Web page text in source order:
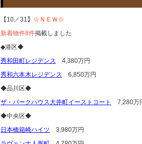
【10／31】 ☆ＮＥＷ☆
新着物件8件掲載しました
◆港区◆
秀和田町レジデンス 4,380万円
秀和六本木レジデンス 6,850万円
◆品川区◆
ザ・パークハウス大井町イーストコート
7,280万
◆中央区◆
日本橋箱崎ハイツ 3,980万円